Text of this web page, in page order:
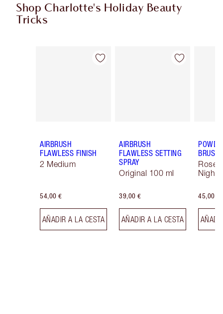
Shop Charlotte's Holiday Beauty
Tricks
Artículo 1 de 8
AIRBRUSH
FLAWLESS FINISH
2 Medium
54,00 €
AÑADIR A LA CESTA
Artículo 2 de 8
AIRBRUSH
FLAWLESS SETTING
SPRAY
Original 100 ml
39,00 €
AÑADIR A LA CESTA
BRUSH
Rose
Night
45,00 €